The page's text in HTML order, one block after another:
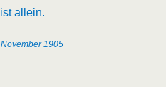
allein.
November 1905